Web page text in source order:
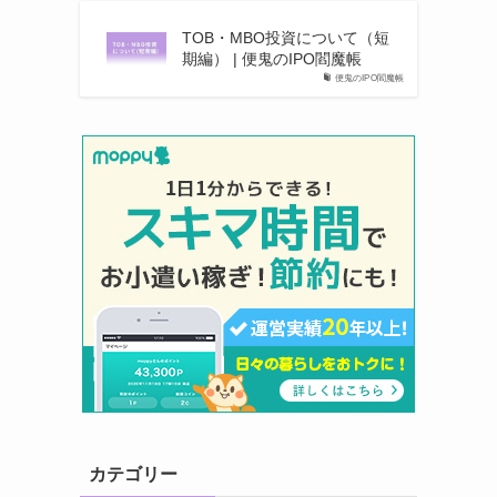
便鬼のIPO閻魔帳
TOB・MBO投資について（短
期編） | 便鬼のIPO閻魔帳
カテゴリー